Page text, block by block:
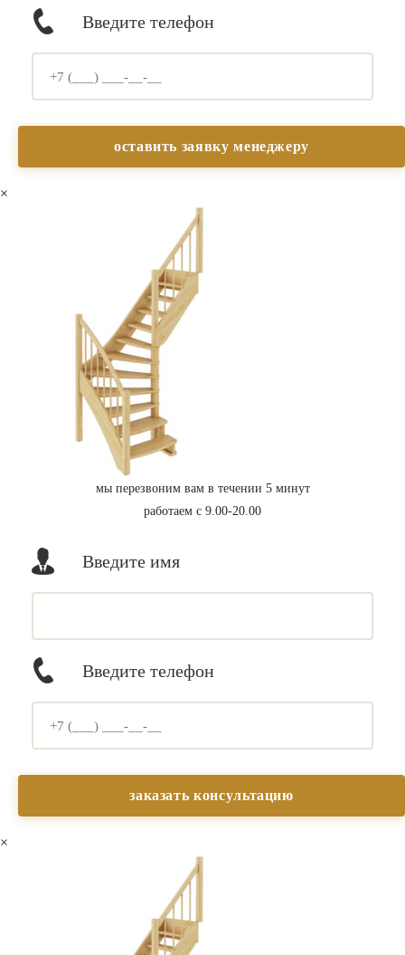
Введите телефон
×
мы перезвоним вам в течении 5 минут
работаем с 9.00-20.00
Введите имя
Введите телефон
×